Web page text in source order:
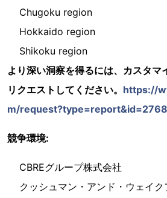
Chugoku region
Hokkaido region
Shikoku region
より深い洞察を得るには、カスタマ
リクエストしてください。 https://
m/
競争環境:
CBREグループ株式会社
クッシュマン・アンド・ウェイク